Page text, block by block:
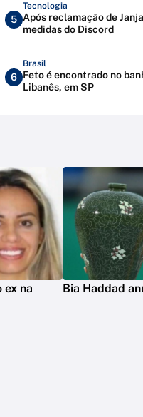
5
Tecnologia
Após reclamação de
medidas do Discord
6
Brasil
Feto é encontrado no
Libanês, em SP
ex na
Bia Haddad